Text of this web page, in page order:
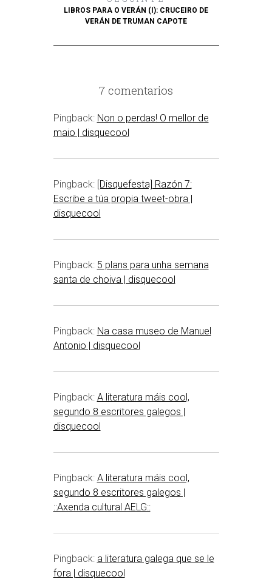
LIBROS PARA O VERÁN (I): CRUCEIRO DE
VERÁN DE TRUMAN CAPOTE
7 comentarios
Pingback: Non o perdas! O mellor de
maio | disquecool
Pingback: [Disquefesta] Razón 7:
Escribe a túa propia tweet-obra |
disquecool
Pingback: 5 plans para unha semana
santa de choiva | disquecool
Pingback: Na casa museo de Manuel
Antonio | disquecool
Pingback: A literatura máis cool,
segundo 8 escritores galegos |
disquecool
Pingback: A literatura máis cool,
segundo 8 escritores galegos |
::Axenda cultural AELG::
Pingback: a literatura galega que se le
fora | disquecool